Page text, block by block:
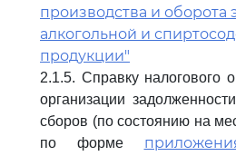
производства и оборота
алкогольной и
продукции"
2.1.5. Справку налогового
организации
сборов (по состоянию на
по форме